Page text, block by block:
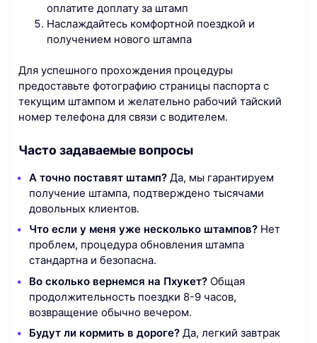
оплатите доплату за штамп
Наслаждайтесь комфортной поездкой и
получением нового штампа
Для успешного прохождения процедуры
предоставьте фотографию страницы паспорта с
текущим штампом и желательно рабочий тайский
номер телефона для связи с водителем.
Часто задаваемые вопросы
А точно поставят штамп? Да, мы гарантируем
получение штампа, подтверждено тысячами
довольных клиентов.
Что если у меня уже несколько штампов? Нет
проблем, процедура обновления штампа
стандартна и безопасна.
Во сколько вернемся на Пхукет? Общая
продолжительность поездки 8-9 часов,
возвращение обычно вечером.
Будут ли кормить в дороге? Да, легкий завтрак